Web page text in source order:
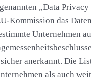
„Data
Kommission das
Unternehmen
anerkannt. Die
als auch